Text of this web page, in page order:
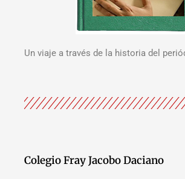
Un viaje a través de la historia del
Colegio Fray Jacobo Daciano